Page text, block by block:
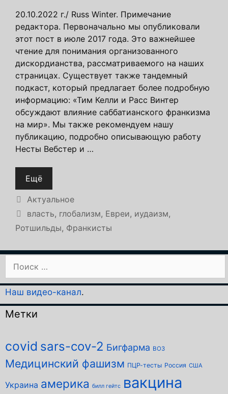
20.10.2022 г./ Russ Winter. Примечание
редактора. Первоначально мы опубликовали
этот пост в июле 2017 года. Это важнейшее
чтение для понимания организованного
дискордианства, рассматриваемого на наших
страницах. Существует также тандемный
подкаст, который предлагает более подробную
информацию: «Тим Келли и Расс Винтер
обсуждают влияние саббатианского франкизма
на мир». Мы также рекомендуем нашу
публикацию, подробно описывающую работу
Несты Вебстер и …
Ещё
Рубрики
Актуальное
Метки
власть, глобализм, Евреи, иудаизм,
Ротшильды, Франкисты
Наш видео-канал.
Метки
covid sars-cov-2 Бигфарма ВОЗ
Медицинский фашизм ПЦР-тесты Россия США
Украина америка билл гейтс вакцина